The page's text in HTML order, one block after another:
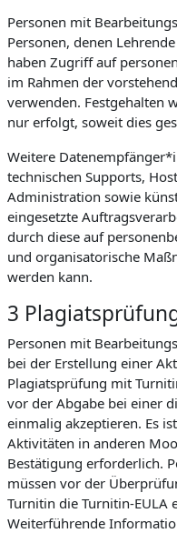
Personen mit
Personen, denen
haben Zugriff auf
im Rahmen der
verwenden. Festgehalten
nur erfolgt, soweit dies
Weitere
technischen Supports,
Administration sowie
eingesetzte
durch diese auf
und organisatorische
werden kann.
3
Personen mit
bei der Erstellung einer
Plagiatsprüfung mit
vor der Abgabe bei einer
einmalig akzeptieren. Es
Aktivitäten in anderen
Bestätigung erforderlich.
müssen vor der
Turnitin die Turnitin-EULA
Weiterführende